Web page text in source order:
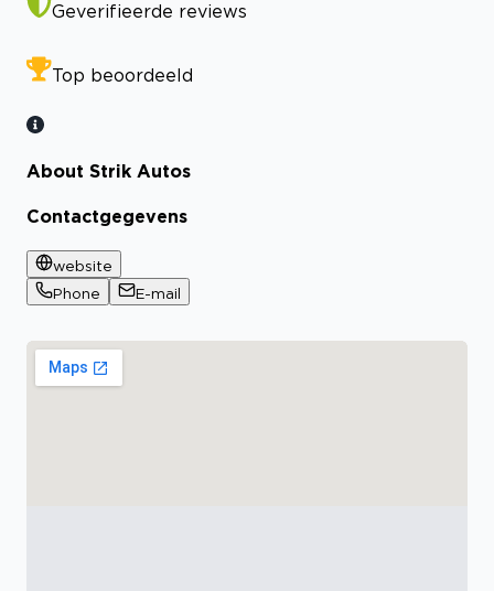
Geverifieerde reviews
Top beoordeeld
About Strik Autos
Contactgegevens
website
Phone
E-mail